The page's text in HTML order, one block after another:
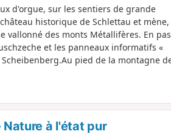
d'orgue, sur les sentiers de grande
historique de Schlettau et
vallonné des monts Métallifères. En
et les panneaux informatifs «
pied de la montagne
une vue sur le Fichtelberg. En
le sommet, l'auberge de montagne et
à ski et les impressionnantes
sur les sentiers E3 et EB vous
à l'état pur